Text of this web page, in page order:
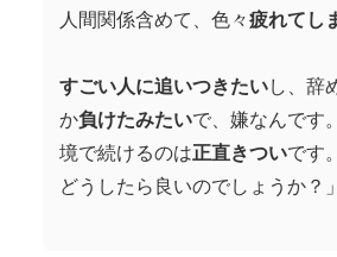
人間関係含めて、色々疲れてし
すごい人に追いつきたいし、辞
か負けたみたいで、嫌なんです
境で続けるのは正直きついです
どうしたら良いのでしょうか？」